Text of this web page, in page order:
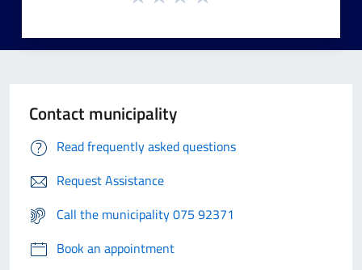
Contact municipality
Read frequently asked questions
Request Assistance
Call the municipality 075 92371
Book an appointment